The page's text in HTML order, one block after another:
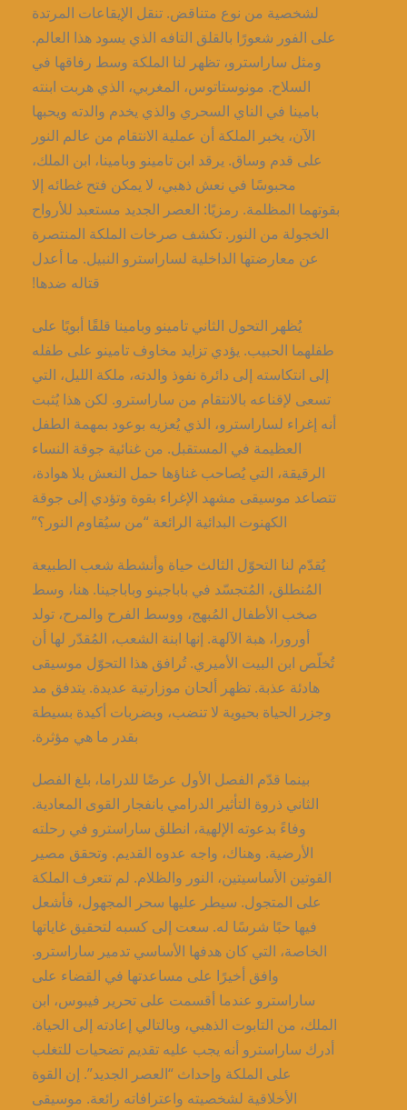
لشخصية من نوع متناقض. تنقل الإيقاعات المرتدة
على الفور شعورًا بالقلق التافه الذي يسود هذا العالم.
ومثل ساراسترو، تظهر لنا الملكة وسط رفاقها في
السلاح. مونوستاتوس، المغربي، الذي هربت ابنته
بامينا في الناي السحري والذي يخدم والدته ويحبها
الآن، يخبر الملكة أن عملية الانتقام من عالم النور
على قدم وساق. يرقد ابن تامينو وبامينا، ابن الملك،
محبوسًا في نعش ذهبي، لا يمكن فتح غطائه إلا
بقوتهما المظلمة. رمزيًا: العصر الجديد مستعبد للأرواح
الخجولة من النور. تكشف صرخات الملكة المنتصرة
عن معارضتها الداخلية لساراسترو النبيل. ما أعدل
قتاله ضدها!
يُظهر التحول الثاني تامينو وبامينا قلقًا أبويًا على
طفلهما الحبيب. يؤدي تزايد مخاوف تامينو على طفله
إلى انتكاسته إلى دائرة نفوذ والدته، ملكة الليل، التي
تسعى لإقناعه بالانتقام من ساراسترو. لكن هذا يُثبت
أنه إغراء لساراسترو، الذي يُعزيه بوعود بمهمة الطفل
العظيمة في المستقبل. من غنائية جوقة النساء
الرقيقة، التي يُصاحب غناؤها حمل النعش بلا هوادة،
تتصاعد موسيقى مشهد الإغراء بقوة وتؤدي إلى جوقة
الكهنوت البدائية الرائعة “من سيُقاوم النور؟”
يُقدّم لنا التحوّل الثالث حياة وأنشطة شعب الطبيعة
المُنطلق، المُتجسّد في باباجينو وباباجينا. هنا، وسط
صخب الأطفال المُبهج، ووسط الفرح والمرح، تولد
أورورا، هبة الآلهة. إنها ابنة الشعب، المُقدّر لها أن
تُخلّص ابن البيت الأميري. تُرافق هذا التحوّل موسيقى
هادئة عذبة. تظهر ألحان موزارتية عديدة. يتدفق مد
وجزر الحياة بحيوية لا تنضب، وبضربات أكيدة بسيطة
بقدر ما هي مؤثرة.
بينما قدّم الفصل الأول عرضًا للدراما، بلغ الفصل
الثاني ذروة التأثير الدرامي بانفجار القوى المعادية.
وفاءً بدعوته الإلهية، انطلق ساراسترو في رحلته
الأرضية. وهناك، واجه عدوه القديم. وتحقق مصير
القوتين الأساسيتين، النور والظلام. لم تتعرف الملكة
على المتجول. سيطر عليها سحر المجهول، فأشعل
فيها حبًا شرسًا له. سعت إلى كسبه لتحقيق غاياتها
الخاصة، التي كان هدفها الأساسي تدمير ساراسترو.
وافق أخيرًا على مساعدتها في القضاء على
ساراسترو عندما أقسمت على تحرير فيبوس، ابن
الملك، من التابوت الذهبي، وبالتالي إعادته إلى الحياة.
أدرك ساراسترو أنه يجب عليه تقديم تضحيات للتغلب
على الملكة وإحداث “العصر الجديد”. إن القوة
الأخلاقية لشخصيته واعترافاته رائعة. موسيقى